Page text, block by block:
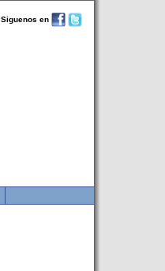
Siguenos en